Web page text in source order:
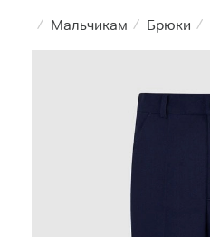
Мальчикам Брюки